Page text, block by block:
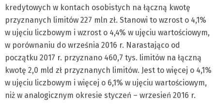
kredytowych w kontach osobistych na łączną kwotę
przyznanych limitów 227 mln zł. Stanowi to wzrost o 4,1%
w ujęciu liczbowym i wzrost o 4,4% w ujęciu wartościowym,
w porównaniu do września 2016 r. Narastająco od
początku 2017 r. przyznano 460,7 tys. limitów na łączną
kwotę 2,0 mld zł przyznanych limitów. Jest to więcej o 4,1%
w ujęciu liczbowym i więcej o 6,1% w ujęciu wartościowym,
niż w analogicznym okresie styczeń – wrzesień 2016 r.